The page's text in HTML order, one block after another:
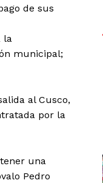
de sus
la
municipal;
al Cusco,
por la
una
Pedro